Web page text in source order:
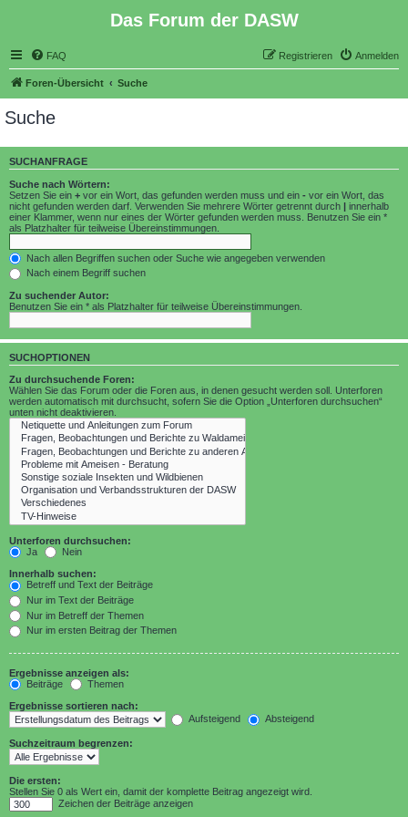
Das Forum der DASW
FAQ Anmelden
Registrieren
Foren-Übersicht Suche
Suche
SUCHANFRAGE
Suche nach Wörtern:
Setzen Sie ein + vor ein Wort, das gefunden werden muss und ein - vor ein Wort, das
nicht gefunden werden darf. Verwenden Sie mehrere Wörter getrennt durch | innerhalb
einer Klammer, wenn nur eines der Wörter gefunden werden muss. Benutzen Sie ein *
als Platzhalter für teilweise Übereinstimmungen.
Nach allen Begriffen suchen oder Suche wie angegeben verwenden
Nach einem Begriff suchen
Zu suchender Autor:
Benutzen Sie ein * als Platzhalter für teilweise Übereinstimmungen.
SUCHOPTIONEN
Zu durchsuchende Foren:
Wählen Sie das Forum oder die Foren aus, in denen gesucht werden soll. Unterforen
werden automatisch mit durchsucht, sofern Sie die Option „Unterforen durchsuchen“
unten nicht deaktivieren.
Unterforen durchsuchen:
Ja
Nein
Innerhalb suchen:
Betreff und Text der Beiträge
Nur im Text der Beiträge
Nur im Betreff der Themen
Nur im ersten Beitrag der Themen
Ergebnisse anzeigen als:
Beiträge
Themen
Ergebnisse sortieren nach:
Aufsteigend
Absteigend
Suchzeitraum begrenzen:
Die ersten:
Stellen Sie 0 als Wert ein, damit der komplette Beitrag angezeigt wird.
Zeichen der Beiträge anzeigen